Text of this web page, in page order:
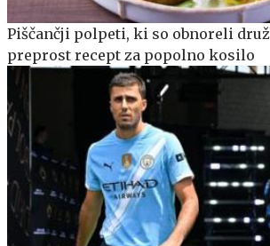
Piščančji polpeti, ki so obnoreli
preprost recept za popolno kosilo